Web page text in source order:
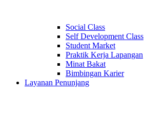
Social Class
Self Development Class
Student Market
Praktik Kerja Lapangan
Minat Bakat
Bimbingan Karier
Layanan Penunjang